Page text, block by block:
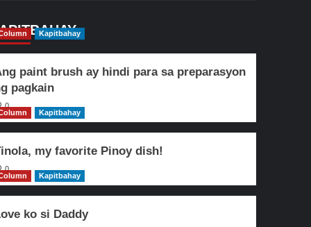
Kapitbahay
paint brush ay hindi para sa preparasyon
pagkain
0
Kapitbahay
my favorite Pinoy dish!
0
Kapitbahay
ko si Daddy